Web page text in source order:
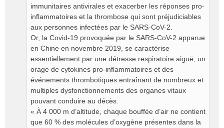
immunitaires antivirales et exacerber les réponses pro-
inflammatoires et la thrombose qui sont préjudiciables
aux personnes infectées par le SARS-CoV-2.
Or, la Covid-19 provoquée par le SARS-CoV-2 apparue
en Chine en novembre 2019, se caractérise
essentiellement par une détresse respiratoire aiguë, un
orage de cytokines pro-inflammatoires et des
événements thrombotiques entraînant de nombreux et
multiples dysfonctionnements des organes vitaux
pouvant conduire au décès.
« À 4 000 m d’altitude, chaque bouffée d’air ne contient
que 60 % des molécules d’oxygène présentes dans la